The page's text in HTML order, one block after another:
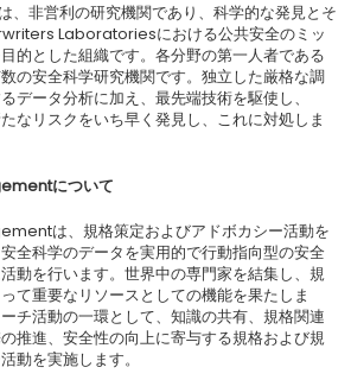
非営利の研究機関であり、科学的な発見とそ
Laboratoriesにおける公共安全のミッ
的とした組織です。各分野の第一人者である
の安全科学研究機関です。独立した厳格な調
データ分析に加え、最先端技術を駆使し、
なリスクをいち早く発見し、これに対処しま
について
は、規格策定およびアドボカシー活動を
全科学のデータを実用的で行動指向型の安全
動を行います。世界中の専門家を結集し、規
て重要なリソースとしての機能を果たしま
チ活動の一環として、知識の共有、規格関連
推進、安全性の向上に寄与する規格および規
動を実施します。